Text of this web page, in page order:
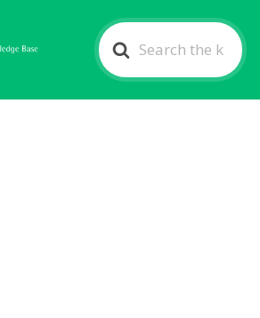
Search
For